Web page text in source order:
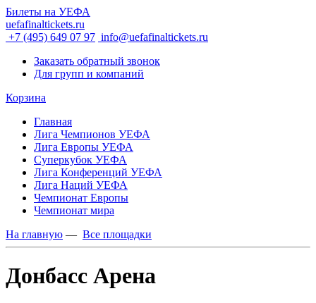
Билеты на УЕФА
uefafinaltickets.ru
+7 (495) 649 07 97 info@uefafinaltickets.ru
Заказать обратный звонок
Для групп и компаний
Корзина
Главная
Лига Чемпионов УЕФА
Лига Европы УЕФА
Суперкубок УЕФА
Лига Конференций УЕФА
Лига Наций УЕФА
Чемпионат Европы
Чемпионат мира
На главную — Все площадки
Донбасс Арена